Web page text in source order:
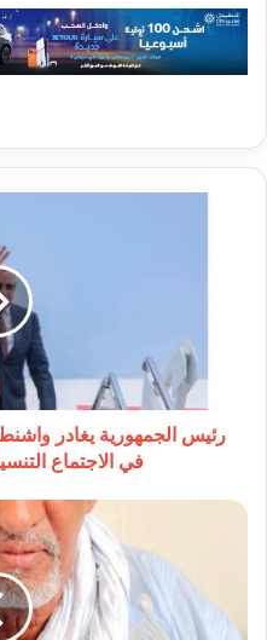
للمشاركة
الاجتماع
الأفريقي
رئيس الجمهورية يغادر
في الاجتماع
سد
السلمي
على